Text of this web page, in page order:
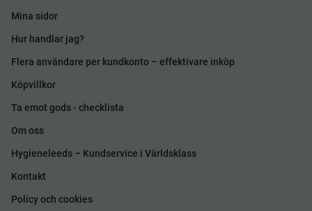
Mina sidor
Hur handlar jag?
Flera användare per kundkonto – effektivare inköp
Köpvillkor
Ta emot gods - checklista
Om oss
Hygieneleeds – Kundservice i Världsklass
Kontakt
Policy och cookies